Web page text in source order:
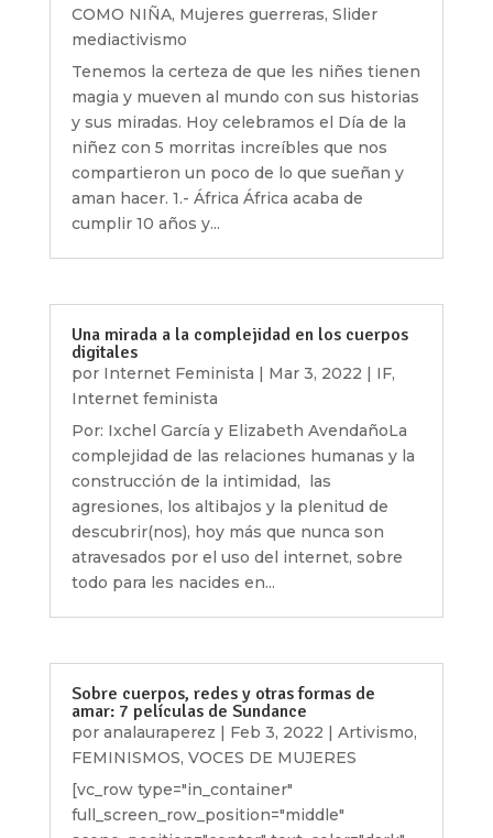
COMO NIÑA, Mujeres guerreras, Slider
mediactivismo
Tenemos la certeza de que les niñes tienen
magia y mueven al mundo con sus historias
y sus miradas. Hoy celebramos el Día de la
niñez con 5 morritas increíbles que nos
compartieron un poco de lo que sueñan y
aman hacer. 1.- África África acaba de
cumplir 10 años y...
Una mirada a la complejidad en los cuerpos
digitales
por Internet Feminista | Mar 3, 2022 | IF,
Internet feminista
Por: Ixchel García y Elizabeth AvendañoLa
complejidad de las relaciones humanas y la
construcción de la intimidad, las
agresiones, los altibajos y la plenitud de
descubrir(nos), hoy más que nunca son
atravesados por el uso del internet, sobre
todo para les nacides en...
Sobre cuerpos, redes y otras formas de
amar: 7 películas de Sundance
por analauraperez | Feb 3, 2022 | Artivismo,
FEMINISMOS, VOCES DE MUJERES
[vc_row type="in_container"
full_screen_row_position="middle"